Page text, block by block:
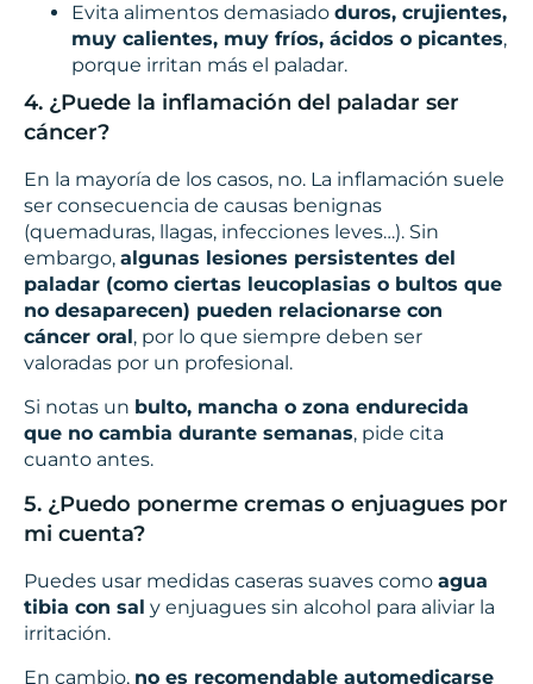
Evita alimentos demasiado duros, crujientes,
muy calientes, muy fríos, ácidos o picantes,
porque irritan más el paladar.
4. ¿Puede la inflamación del paladar ser
cáncer?
En la mayoría de los casos, no. La inflamación suele
ser consecuencia de causas benignas
(quemaduras, llagas, infecciones leves…). Sin
embargo, algunas lesiones persistentes del
paladar (como ciertas leucoplasias o bultos que
no desaparecen) pueden relacionarse con
cáncer oral, por lo que siempre deben ser
valoradas por un profesional.
Si notas un bulto, mancha o zona endurecida
que no cambia durante semanas, pide cita
cuanto antes.
5. ¿Puedo ponerme cremas o enjuagues por
mi cuenta?
Puedes usar medidas caseras suaves como agua
tibia con sal y enjuagues sin alcohol para aliviar la
irritación.
En cambio, no es recomendable automedicarse